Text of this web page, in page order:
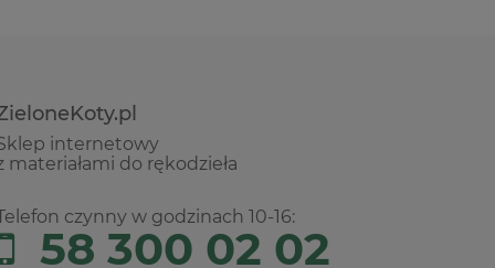
internetowy
materiałami do rękodzieła
czynny w godzinach 10-16:
58 300 02 02